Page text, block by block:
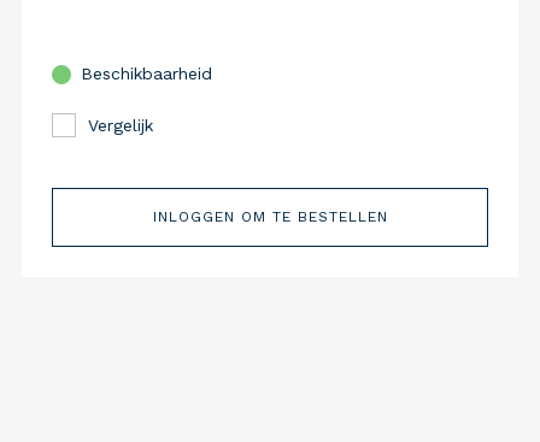
Beschikbaarheid
Vergelijk
INLOGGEN OM TE BESTELLEN